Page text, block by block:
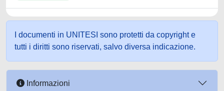
I documenti in UNITESI sono protetti da copyright e
tutti i diritti sono riservati, salvo diversa indicazione.
Informazioni